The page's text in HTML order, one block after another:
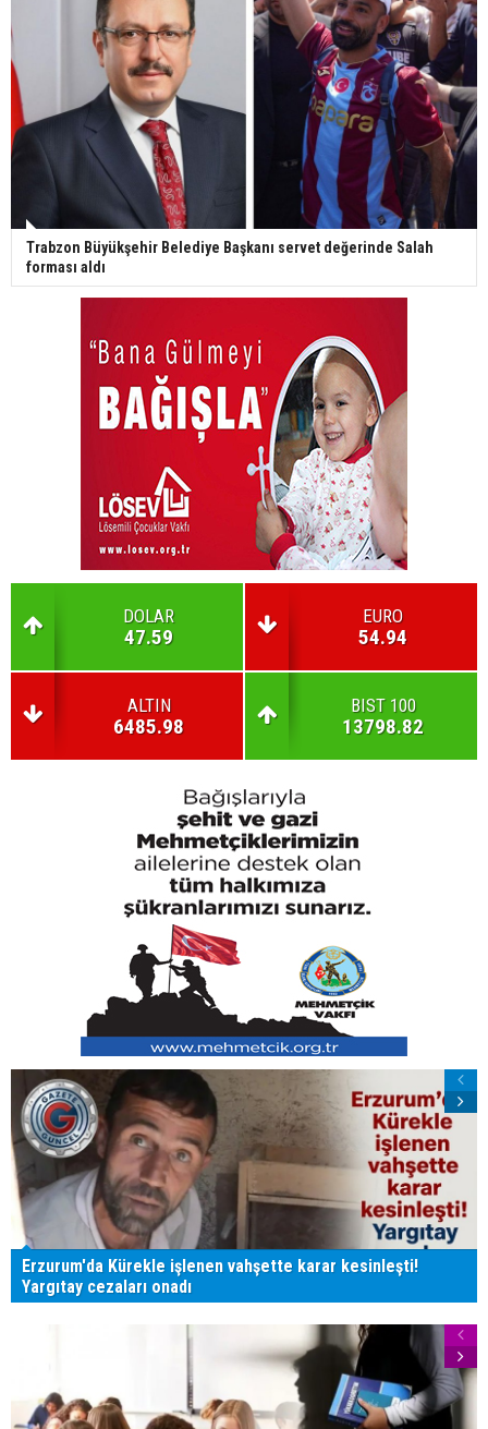
Trabzon Büyükşehir Belediye Başkanı servet değerinde Salah
forması aldı
DOLAR
47.59
EURO
54.94
ALTIN
6485.98
BIST 100
13798.82
Erzurum'da Kürekle işlenen vahşette karar kesinleşti!
Yargıtay cezaları onadı